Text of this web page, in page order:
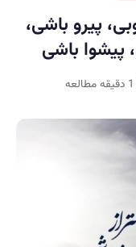
پيرو باشى،
پيشوا باشى